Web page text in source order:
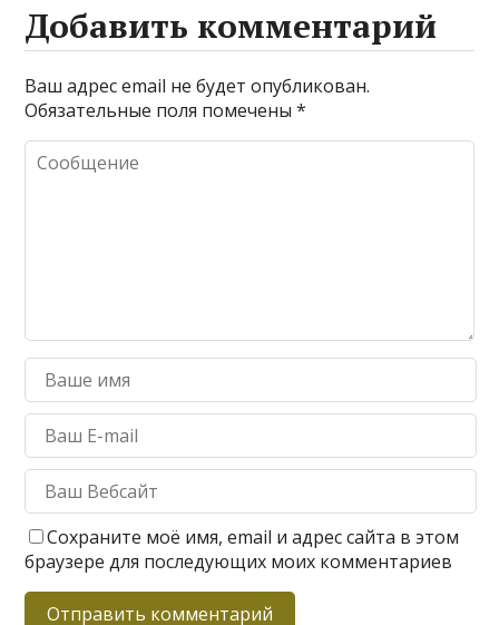
Добавить комментарий
Ваш адрес email не будет опубликован.
Обязательные поля помечены*
Сохраните моё имя, email и адрес сайта в этом
браузере для последующих моих комментариев